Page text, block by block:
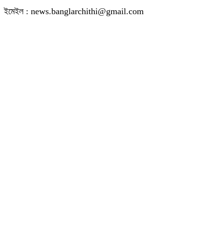
ইমেইল : news.banglarchithi@gmail.com